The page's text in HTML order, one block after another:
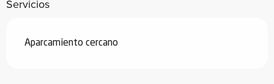
Servicios
Aparcamiento cercano